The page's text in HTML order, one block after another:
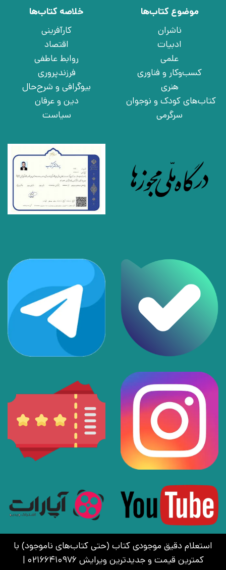
استعلام دقیق موجودی کتاب (حتی کتاب‌های ناموجود) با
کمترین قیمت و جدیدترین ویرایش 02166410976 |
موضوع کتاب‌ها
ناشران
ادبیات
علمی
کسب‌وکار و فناوری
هنری
کتاب‌های کودک و نوجوان
سرگرمی
خلاصه کتاب‌ها
کارآفرینی
اقتصاد
روابط عاطفی
فرزندپروری
بیوگرافی و شرح‌حال
دین و عرفان
سیاست